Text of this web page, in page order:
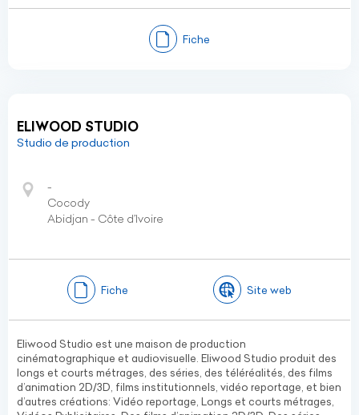
Fiche
ELIWOOD STUDIO
Studio de production
-
Cocody
Abidjan - Côte d’Ivoire
Fiche Site web
Eliwood Studio est une maison de production
cinématographique et audiovisuelle. Eliwood Studio produit des
longs et courts métrages, des séries, des téléréalités, des films
d’animation 2D/3D, films institutionnels, vidéo reportage, et bien
d’autres créations: Vidéo reportage, Longs et courts métrages,